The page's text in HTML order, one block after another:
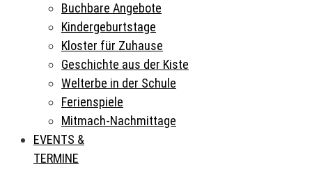
Buchbare Angebote
Kindergeburtstage
Kloster für Zuhause
Geschichte aus der Kiste
Welterbe in der Schule
Ferienspiele
Mitmach-Nachmittage
EVENTS &
TERMINE